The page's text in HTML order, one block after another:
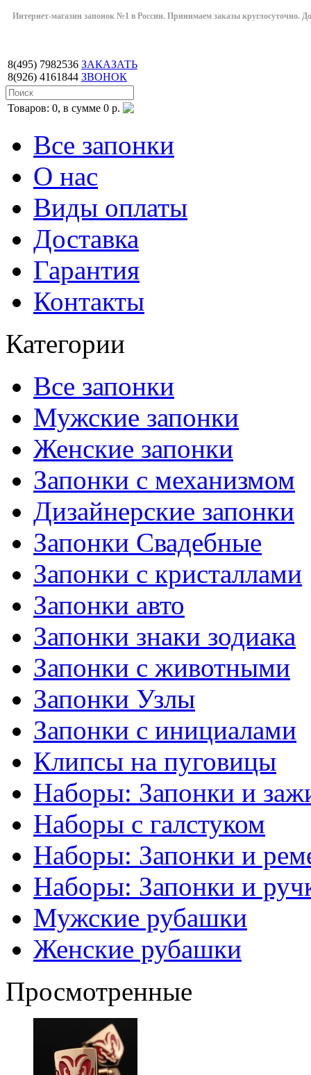
Интернет-магазин запонок №1 в России. Принимаем заказы круглосуточно.
8(495) 7982536
8(926) 4161844
ЗАКАЗАТЬ
ЗВОНОК
Товаров: 0, в сумме 0 р.
Все запонки
О нас
Виды оплаты
Доставка
Гарантия
Контакты
Категории
Все запонки
Мужские запонки
Женские запонки
Запонки с механизмом
Дизайнерские запонки
Запонки Свадебные
Запонки с кристаллами
Запонки авто
Запонки знаки зодиака
Запонки с животными
Запонки Узлы
Запонки с инициалами
Клипсы на пуговицы
Наборы: Запонки и
Наборы с галстуком
Наборы: Запонки и
Наборы: Запонки и
Мужские рубашки
Женские рубашки
Просмотренные